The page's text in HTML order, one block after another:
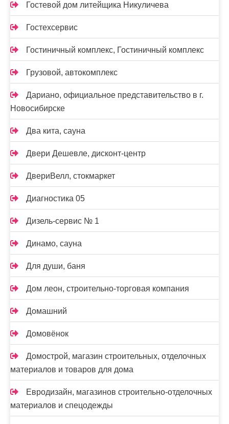
Гостевой дом литейщика Никуличева
Гостехсервис
Гостиничный комплекс, Гостиничный комплекс
Грузовой, автокомплекс
Дариано, официальное представительство в г.
Новосибирске
Два кита, сауна
Двери Дешевле, дисконт-центр
ДвериВелл, стокмаркет
Диагностика 05
Дизель-сервис № 1
Динамо, сауна
Для души, баня
Дом леон, строительно-торговая компания
Домашний
Домовёнок
Домострой, магазин строительных, отделочных
материалов и товаров для дома
Евродизайн, магазинов строительно-отделочных
материалов и спецодежды